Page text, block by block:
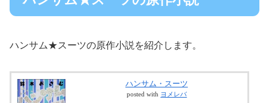
ハンサム★スーツの原作小説を紹介します。
ハンサム・スーツ
posted with ヨメレバ